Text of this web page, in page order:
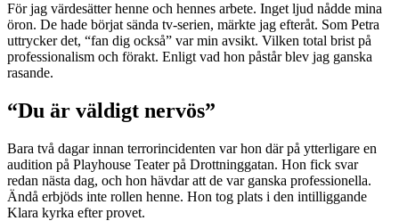
För jag värdesätter henne och hennes arbete. Inget ljud nådde mina
öron. De hade börjat sända tv-serien, märkte jag efteråt. Som Petra
uttrycker det, “fan dig också” var min avsikt. Vilken total brist på
professionalism och förakt. Enligt vad hon påstår blev jag ganska
rasande.
“Du är väldigt nervös”
Bara två dagar innan terrorincidenten var hon där på ytterligare en
audition på Playhouse Teater på Drottninggatan. Hon fick svar
redan nästa dag, och hon hävdar att de var ganska professionella.
Ändå erbjöds inte rollen henne. Hon tog plats i den intilliggande
Klara kyrka efter provet.